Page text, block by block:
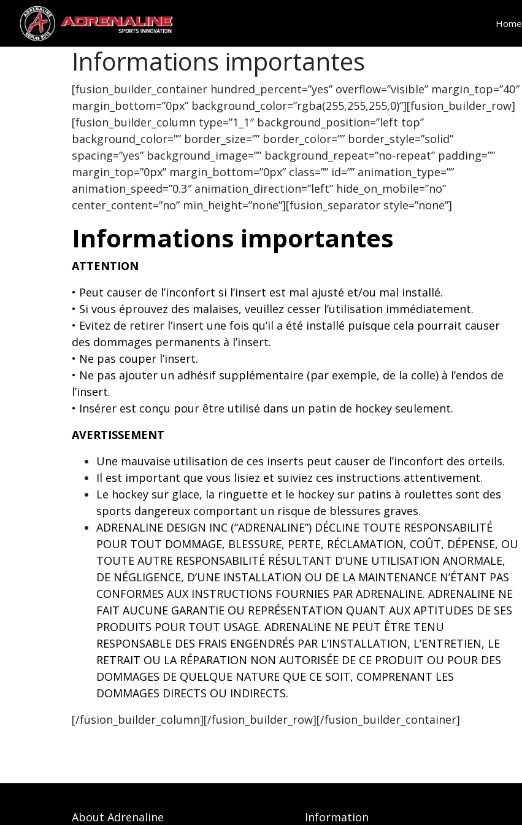
Home
Informations importantes
[fusion_builder_container hundred_percent=”yes” overflow=”visible” margin_top=”40″
margin_bottom=”0px” background_color=”rgba(255,255,255,0)”][fusion_builder_row]
[fusion_builder_column type=”1_1″ background_position=”left top”
background_color=”” border_size=”” border_color=”” border_style=”solid”
spacing=”yes” background_image=”” background_repeat=”no-repeat” padding=””
margin_top=”0px” margin_bottom=”0px” class=”” id=”” animation_type=””
animation_speed=”0.3″ animation_direction=”left” hide_on_mobile=”no”
center_content=”no” min_height=”none”][fusion_separator style=”none”]
Informations importantes
ATTENTION
• Peut causer de l’inconfort si l’insert est mal ajusté et/ou mal installé.
• Si vous éprouvez des malaises, veuillez cesser l’utilisation immédiatement.
• Evitez de retirer l’insert une fois qu’il a été installé puisque cela pourrait causer
des dommages permanents à l’insert.
• Ne pas couper l’insert.
• Ne pas ajouter un adhésif supplémentaire (par exemple, de la colle) à l’endos de
l’insert.
• Insérer est conçu pour être utilisé dans un patin de hockey seulement.
AVERTISSEMENT
Une mauvaise utilisation de ces inserts peut causer de l’inconfort des orteils.
Il est important que vous lisiez et suiviez ces instructions attentivement.
Le hockey sur glace, la ringuette et le hockey sur patins à roulettes sont des
sports dangereux comportant un risque de blessures graves.
ADRENALINE DESIGN INC (“ADRENALINE”) DÉCLINE TOUTE RESPONSABILITÉ
POUR TOUT DOMMAGE, BLESSURE, PERTE, RÉCLAMATION, COÛT, DÉPENSE, OU
TOUTE AUTRE RESPONSABILITÉ RÉSULTANT D’UNE UTILISATION ANORMALE,
DE NÉGLIGENCE, D’UNE INSTALLATION OU DE LA MAINTENANCE N’ÉTANT PAS
CONFORMES AUX INSTRUCTIONS FOURNIES PAR ADRENALINE. ADRENALINE NE
FAIT AUCUNE GARANTIE OU REPRÉSENTATION QUANT AUX APTITUDES DE SES
PRODUITS POUR TOUT USAGE. ADRENALINE NE PEUT ÊTRE TENU
RESPONSABLE DES FRAIS ENGENDRÉS PAR L’INSTALLATION, L’ENTRETIEN, LE
RETRAIT OU LA RÉPARATION NON AUTORISÉE DE CE PRODUIT OU POUR DES
DOMMAGES DE QUELQUE NATURE QUE CE SOIT, COMPRENANT LES
DOMMAGES DIRECTS OU INDIRECTS.
[/fusion_builder_column][/fusion_builder_row][/fusion_builder_container]
About Adrenaline Information